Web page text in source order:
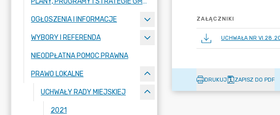
OGŁOSZENIA I INFORMACJE
WYBORY I REFERENDA
NIEODPŁATNA POMOC PRAWNA
PRAWO LOKALNE
UCHWAŁY RADY MIEJSKIEJ
2021
ZAŁĄCZNIKI
UCHWAŁA NR
DRUKUJ ZAPISZ DO PDF